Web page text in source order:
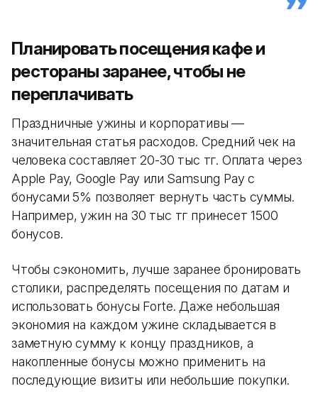
Планировать посещения кафе и
рестораны заранее, чтобы не
переплачивать
Праздничные ужины и корпоративы —
значительная статья расходов. Средний чек на
человека составляет 20-30 тыс тг. Оплата через
Apple Pay, Google Pay или Samsung Pay с
бонусами 5% позволяет вернуть часть суммы.
Например, ужин на 30 тыс тг принесет 1500
бонусов.
Чтобы сэкономить, лучше заранее бронировать
столики, распределять посещения по датам и
использовать бонусы Forte. Даже небольшая
экономия на каждом ужине складывается в
заметную сумму к концу праздников, а
накопленные бонусы можно применить на
последующие визиты или небольшие покупки.